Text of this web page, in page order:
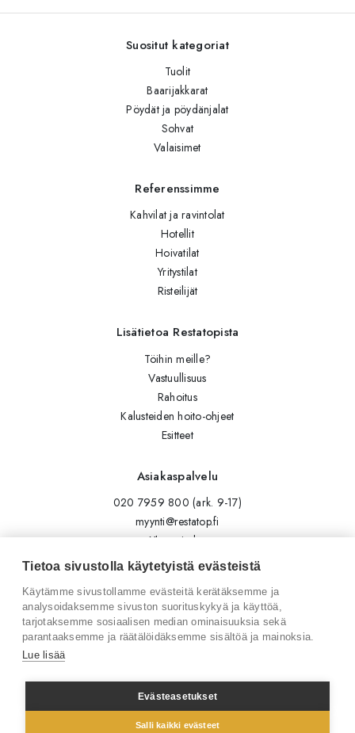
Suositut kategoriat
Tuolit
Baarijakkarat
Pöydät ja pöydänjalat
Sohvat
Valaisimet
Referenssimme
Kahvilat ja ravintolat
Hotellit
Hoivatilat
Yritystilat
Risteilijät
Lisätietoa Restatopista
Töihin meille?
Vastuullisuus
Rahoitus
Kalusteiden hoito-ohjeet
Esitteet
Asiakaspalvelu
020 7959 800 (ark. 9-17)
myynti@restatop.fi
Yhteystiedot
Lähetä viesti
Seuraa meitä
Tilaa uutiskirje
Facebook
Tietoa sivustolla käytetyistä evästeistä
Käytämme sivustollamme evästeitä kerätäksemme ja
analysoidaksemme sivuston suorituskykyä ja käyttöä,
tarjotaksemme sosiaalisen median ominaisuuksia sekä
parantaaksemme ja räätälöidäksemme sisältöä ja mainoksia.
Lue lisää
Evästeasetukset
Salli kaikki evästeet